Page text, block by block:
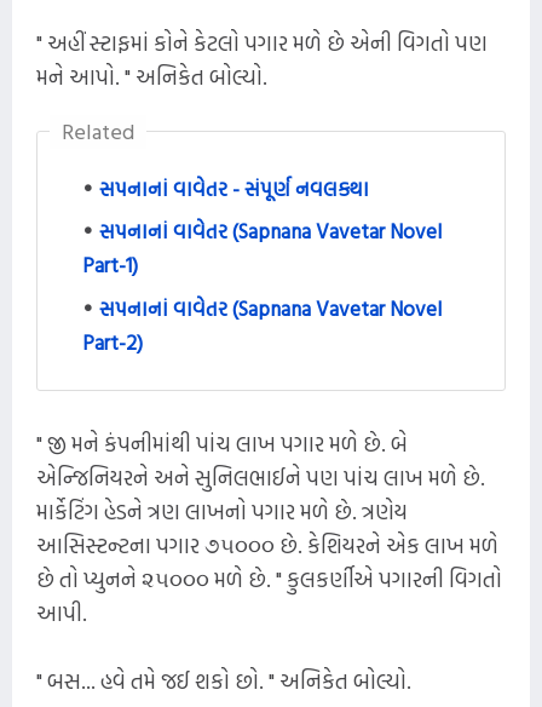
" અહીં સ્ટાફમાં કોને કેટલો પગાર મળે છે એની વિગતો પણ
મને આપો. " અનિકેત બોલ્યો.
Related
સપનાનાં વાવેતર - સંપૂર્ણ નવલકથા
સપનાનાં વાવેતર (Sapnana Vavetar Novel
Part-1)
સપનાનાં વાવેતર (Sapnana Vavetar Novel
Part-2)
" જી મને કંપનીમાંથી પાંચ લાખ પગાર મળે છે. બે
એન્જિનિયરને અને સુનિલભાઈને પણ પાંચ લાખ મળે છે.
માર્કેટિંગ હેડને ત્રણ લાખનો પગાર મળે છે. ત્રણેય
આસિસ્ટન્ટના પગાર ૭૫૦૦૦ છે. કેશિયરને એક લાખ મળે
છે તો પ્યુનને ૨૫૦૦૦ મળે છે. " કુલકર્ણીએ પગારની વિગતો
આપી.
" બસ... હવે તમે જઈ શકો છો. " અનિકેત બોલ્યો.